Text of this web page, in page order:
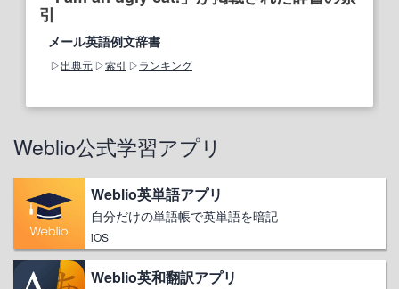
引
メール英語例文辞書
出典元 索引 ランキング
Weblio公式学習アプリ
Weblio英単語アプリ
自分だけの単語帳で英単語を暗記
iOS
Weblio英和翻訳アプリ